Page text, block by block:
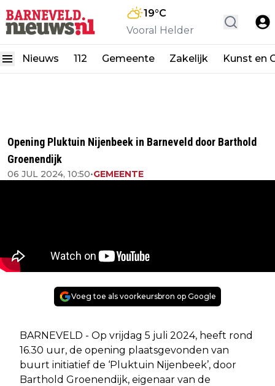
19°C
Vooral Helder
Nieuws 112 Gemeente Zakelijk Kunst en
Opening Pluktuin Nijenbeek in Barneveld door Barthold
Groenendijk
06 JUL 2024, 10:50•GEMEENTE
Voeg toe als voorkeursbron op Google
BARNEVELD - Op vrijdag 5 juli 2024, heeft rond
16.30 uur, de opening plaatsgevonden van
buurt initiatief de ‘Pluktuin Nijenbeek’, door
Barthold Groenendijk, eigenaar van de